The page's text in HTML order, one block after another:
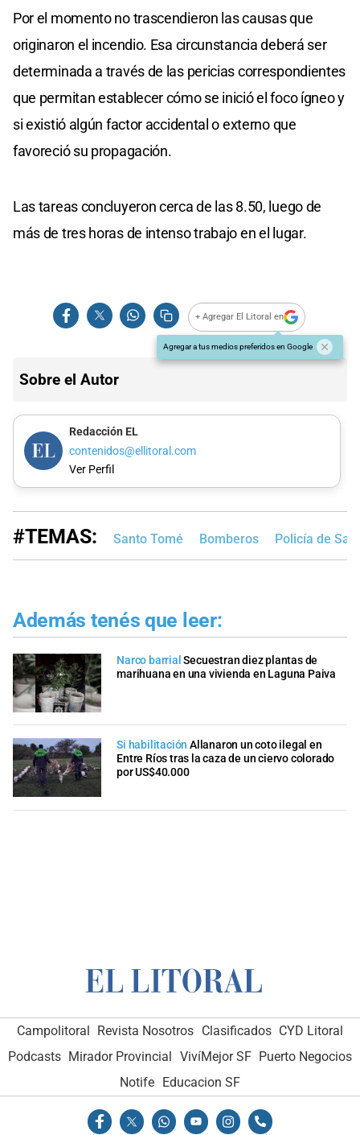
Por el momento no trascendieron las causas que
originaron el incendio. Esa circunstancia deberá ser
determinada a través de las pericias correspondientes
que permitan establecer cómo se inició el foco ígneo y
si existió algún factor accidental o externo que
favoreció su propagación.
Las tareas concluyeron cerca de las 8.50, luego de
más de tres horas de intenso trabajo en el lugar.
+ Agregar El Litoral en
Agregar a tus medios preferidos en Google
Sobre el Autor
Redacción EL
contenidos@ellitoral.com
Ver Perfil
#TEMAS: Santo Tomé Bomberos Policía de
Además tenés que leer:
Narco barrial Secuestran diez plantas de
marihuana en una vivienda en Laguna Paiva
Si habilitación Allanaron un coto ilegal en
Entre Ríos tras la caza de un ciervo colorado
por US$40.000
Campolitoral Revista Nosotros Clasificados CYD Litoral
Podcasts Mirador Provincial VivíMejor SF Puerto Negocios
Notife
Educacion SF